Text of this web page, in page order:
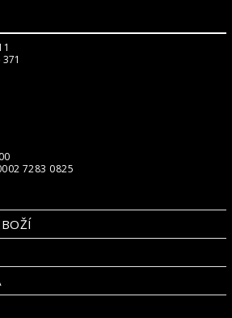
7283 0825